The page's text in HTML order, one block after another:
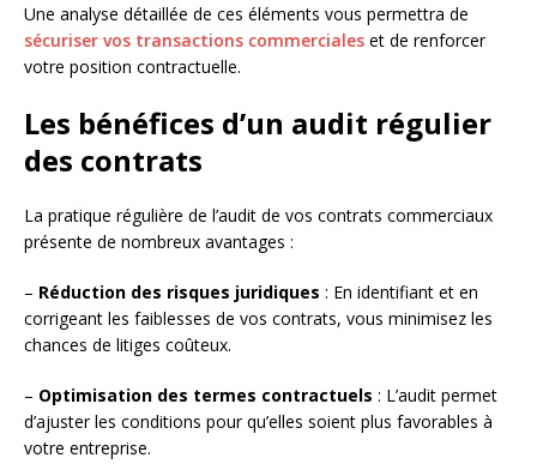
Une analyse détaillée de ces éléments vous permettra de
sécuriser vos transactions commerciales et de renforcer
votre position contractuelle.
Les bénéfices d’un audit régulier
des contrats
La pratique régulière de l’audit de vos contrats commerciaux
présente de nombreux avantages :
– Réduction des risques juridiques : En identifiant et en
corrigeant les faiblesses de vos contrats, vous minimisez les
chances de litiges coûteux.
– Optimisation des termes contractuels : L’audit permet
d’ajuster les conditions pour qu’elles soient plus favorables à
votre entreprise.